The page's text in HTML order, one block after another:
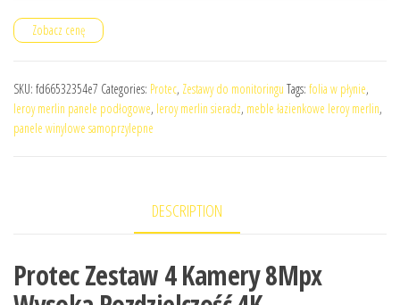
Zobacz cenę
SKU: fd66532354e7 Categories: Protec, Zestawy do monitoringu Tags: folia w płynie,
leroy merlin panele podłogowe, leroy merlin sieradz, meble łazienkowe leroy merlin,
panele winylowe samoprzylepne
DESCRIPTION
Protec Zestaw 4 Kamery 8Mpx